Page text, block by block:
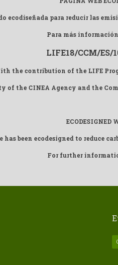
ecodiseñada para reducir las
Para más
LIFE18/CCM/ES/
the contribution of the LIFE
of the CINEA Agency and the
ECODESIGNED
has been ecodesigned to reduce
For further